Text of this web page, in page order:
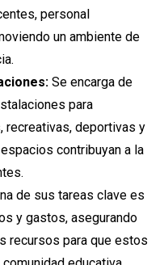
personal
un ambiente de
Se encarga de
para
recreativas, deportivas y
contribuyan a la
de sus tareas clave es
y gastos, asegurando
recursos para que estos